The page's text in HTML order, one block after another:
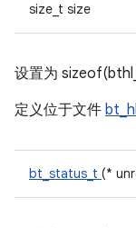
size_t size
设置为
定义位于文件
bt_status_t (*